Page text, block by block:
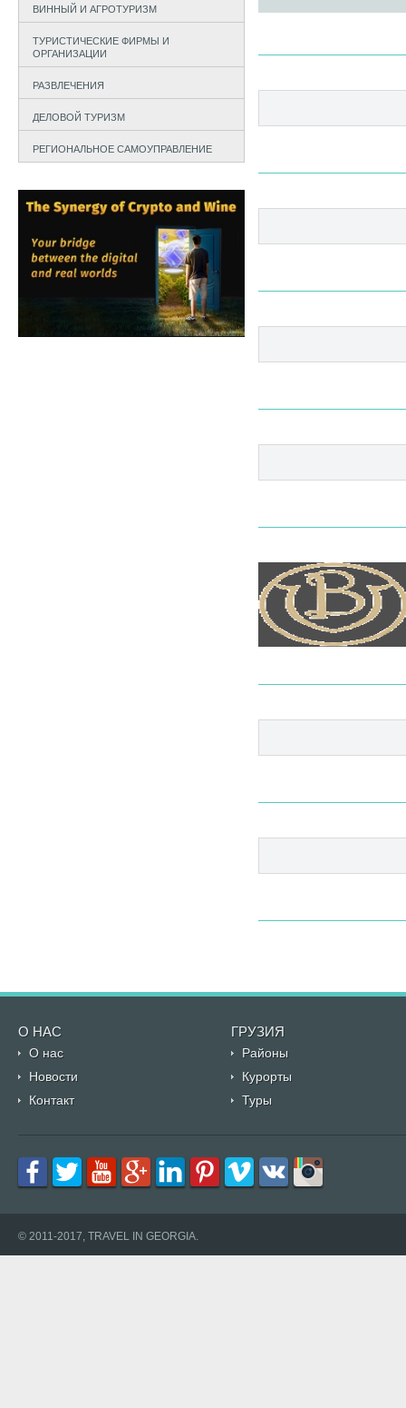
ВИННЫЙ И АГРОТУРИЗМ
ТУРИСТИЧЕСКИЕ ФИРМЫ И
ОРГАНИЗАЦИИ
РАЗВЛЕЧЕНИЯ
ДЕЛОВОЙ ТУРИЗМ
РЕГИОНАЛЬНОЕ САМОУПРАВЛЕНИЕ
О НАС ГРУЗИЯ
О нас
Районы
Новости
Курорты
Контакт
Туры
© 2011-2017, TRAVEL IN GEORGIA.